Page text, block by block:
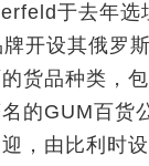
于去年选
开设其俄罗
货品种类，包
的GUM百货
，由比利时